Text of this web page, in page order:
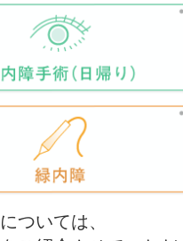
ついては、